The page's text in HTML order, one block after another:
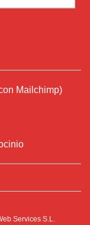
Mailchimp)
Services S.L.